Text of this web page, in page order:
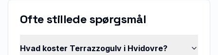
Ofte stillede spørgsmål
Hvad koster Terrazzogulv i Hvidovre?